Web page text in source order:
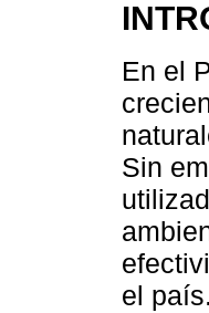
En el
Sin
el país.